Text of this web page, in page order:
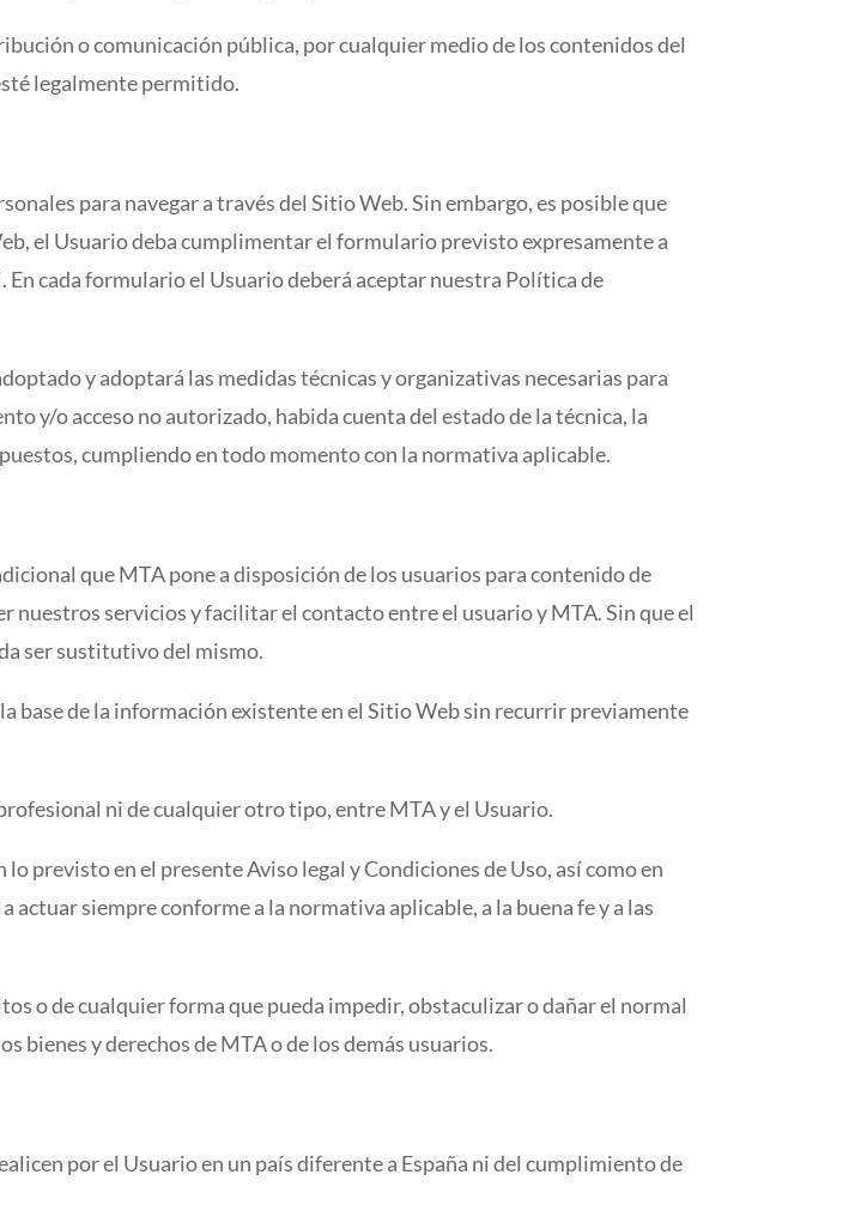
o comunicación pública, por cualquier medio de los contenidos del
legalmente permitido.
para navegar a través del Sitio Web. Sin embargo, es posible que
el Usuario deba cumplimentar el formulario previsto expresamente a
cada formulario el Usuario deberá aceptar nuestra Política de
y adoptará las medidas técnicas y organizativas necesarias para
y/o acceso no autorizado, habida cuenta del estado de la técnica, la
cumpliendo en todo momento con la normativa aplicable.
que MTA pone a disposición de los usuarios para contenido de
servicios y facilitar el contacto entre el usuario y MTA. Sin que el
ser sustitutivo del mismo.
base de la información existente en el Sitio Web sin recurrir previamente
ni de cualquier otro tipo, entre MTA y el Usuario.
previsto en el presente Aviso legal y Condiciones de Uso, así como en
siempre conforme a la normativa aplicable, a la buena fe y a las
o de cualquier forma que pueda impedir, obstaculizar o dañar el normal
bienes y derechos de MTA o de los demás usuarios.
por el Usuario en un país diferente a España ni del cumplimiento de